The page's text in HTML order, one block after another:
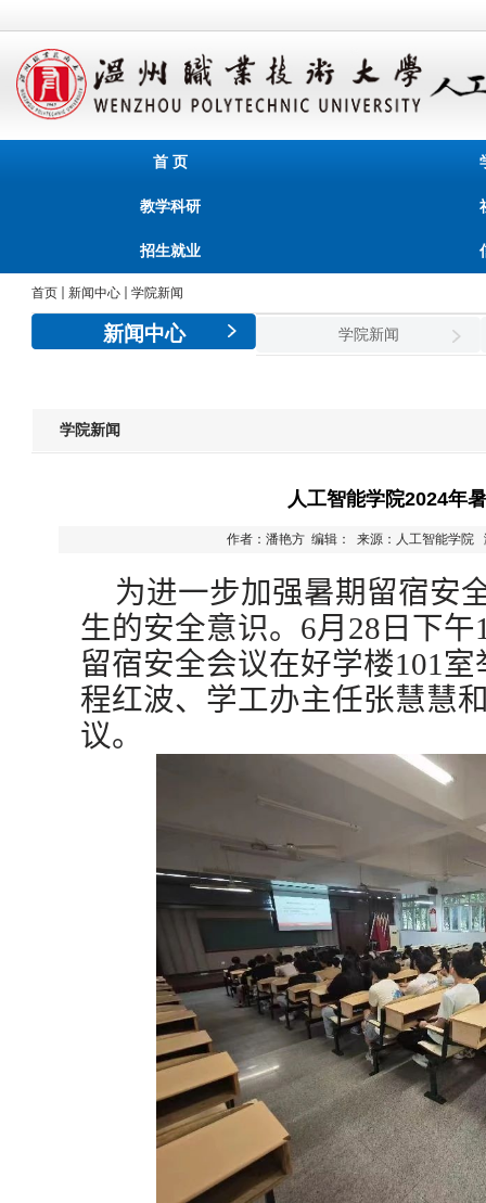
首 页
教学科研
招生就业
首页 新闻中心 学院新闻
新闻中心 学院新闻
学院新闻
人工智能学院2024年
作者：潘艳方 编辑： 来源：人工智能学院
为进一步加强暑期留宿安
生的安全意识。 6月 28 日下午
留宿安全会议在好学楼101 室
程红波、学工办主任张慧慧
议。